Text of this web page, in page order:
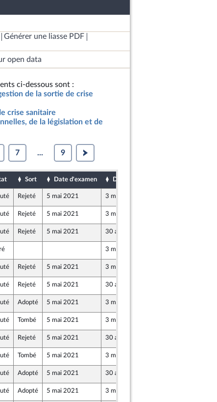
Générer une liasse PDF
open data
ci-dessous sont :
de la sortie de crise
crise sanitaire
de la législation et de
7 ... 9
Sort Date d'examen Date de dépôt
Rejeté 5 mai 2021 3 mai 2021
Rejeté 5 mai 2021 3 mai 2021
Rejeté 5 mai 2021 30 avril 2021
3 mai 2021
Rejeté 5 mai 2021 3 mai 2021
Rejeté 5 mai 2021 30 avril 2021
Adopté 5 mai 2021 3 mai 2021
Tombé 5 mai 2021 3 mai 2021
Rejeté 5 mai 2021 30 avril 2021
Tombé 5 mai 2021 3 mai 2021
Adopté 5 mai 2021 30 avril 2021
et Démocrates apparentés
Adopté 5 mai 2021 3 mai 2021